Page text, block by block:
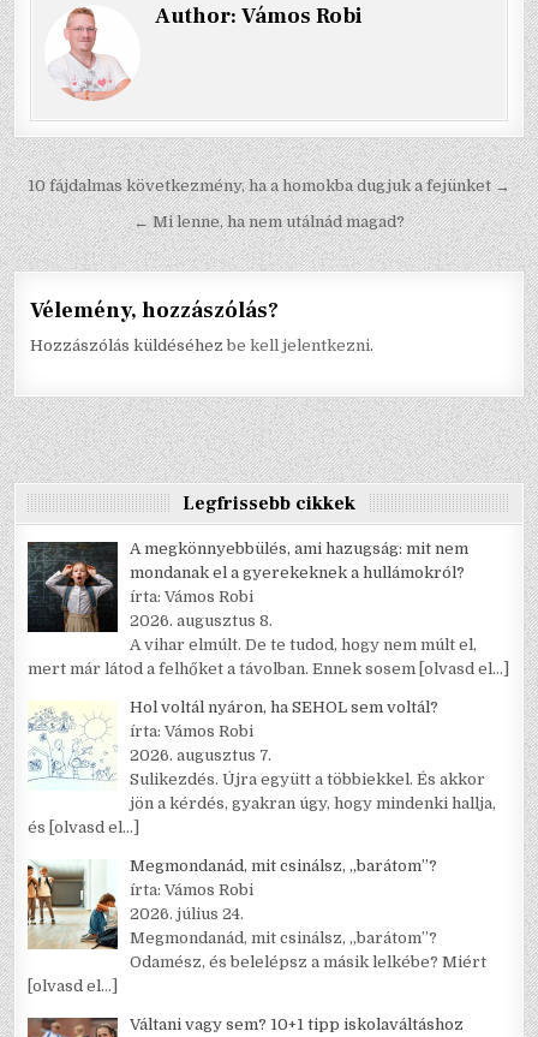
Author:Vámos Robi
Bejegyzés
navigáció
10 fájdalmas következmény, ha a homokba dugjuk a fejünket →
← Mi lenne, ha nem utálnád magad?
Vélemény, hozzászólás?
Hozzászólás küldéséhezbe kell jelentkezni.
Legfrissebb cikkek
A megkönnyebbülés, ami hazugság: mit nem
mondanak el a gyerekeknek a hullámokról?
írta: Vámos Robi
2026. augusztus 8.
A vihar elmúlt. De te tudod, hogy nem múlt el,
mert már látod a felhőket a távolban. Ennek sosem [olvasd el…]
Hol voltál nyáron, ha SEHOL sem voltál?
írta: Vámos Robi
2026. augusztus 7.
Sulikezdés. Újra együtt a többiekkel. És akkor
jön a kérdés, gyakran úgy, hogy mindenki hallja,
és [olvasd el…]
Megmondanád, mit csinálsz, „barátom”?
írta: Vámos Robi
2026. július 24.
Megmondanád, mit csinálsz, „barátom”?
Odamész, és belelépsz a másik lelkébe? Miért
[olvasd el…]
Váltani vagy sem? 10+1 tipp iskolaváltáshoz